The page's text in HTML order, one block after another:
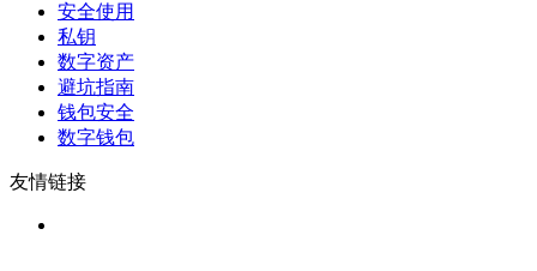
安全使用
私钥
数字资产
避坑指南
钱包安全
数字钱包
友情链接